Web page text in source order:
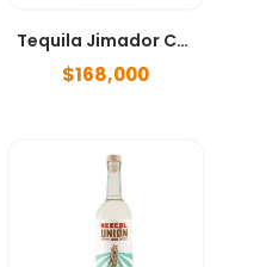
Tequila Jimador Cristalino 700ml
$168,000